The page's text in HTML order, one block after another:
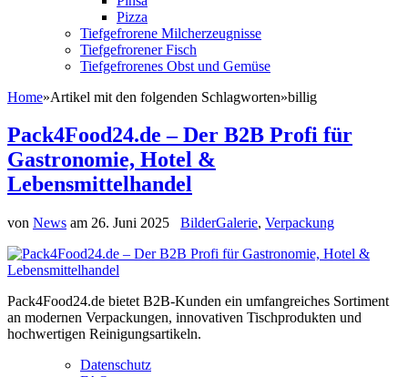
Pizza
Tiefgefrorene Milcherzeugnisse
Tiefgefrorener Fisch
Tiefgefrorenes Obst und Gemüse
Home»Artikel mit den folgenden Schlagworten»billig
Pack4Food24.de – Der B2B Profi für
Gastronomie, Hotel &
Lebensmittelhandel
von News am 26. Juni 2025 BilderGalerie, Verpackung
Pack4Food24.de bietet B2B-Kunden ein umfangreiches Sortiment
an modernen Verpackungen, innovativen Tischprodukten und
hochwertigen Reinigungsartikeln.
Datenschutz